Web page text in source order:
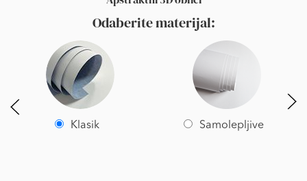
Odaberite materijal:
Klasik Samolepljive